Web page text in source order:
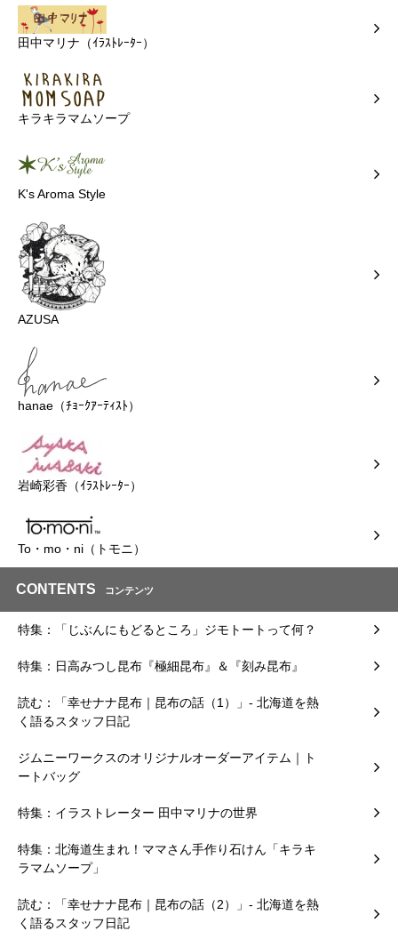
田中マリナ（ｲﾗｽﾄﾚｰﾀｰ）
キラキラマムソープ
K's Aroma Style
AZUSA
hanae（ﾁｮｰｸｱｰﾃｨｽﾄ）
岩崎彩香（ｲﾗｽﾄﾚｰﾀｰ）
To・mo・ni（トモニ）
CONTENTS コンテンツ
特集：「じぶんにもどるところ」ジモトートって何？
特集：日高みつし昆布『極細昆布』＆『刻み昆布』
読む：「幸せナナ昆布｜昆布の話（1）」- 北海道を熱
く語るスタッフ日記
ジムニーワークスのオリジナルオーダーアイテム｜ト
ートバッグ
特集：イラストレーター 田中マリナの世界
特集：北海道生まれ！ママさん手作り石けん「キラキ
ラマムソープ」
読む：「幸せナナ昆布｜昆布の話（2）」- 北海道を熱
く語るスタッフ日記